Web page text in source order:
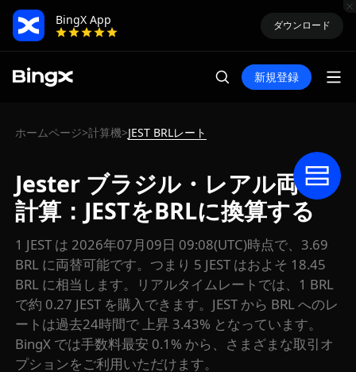
BingX App
ダウンロード
新規登録
ホームページ>計算機>JEST BRLレート
Jester ブラジル・レアル両替
計算：JESTをBRLに換算する
1 JEST は 2026年07月09日 09:08(UTC)時点で、3.69
BRL に両替可能です。つまり 5 JEST はおよそ 18.45
BRL に相当します。リアルタイムレートでは、1 BRL
で約 0.27 JEST を購入できます。JEST から BRL へのレ
ートは過去24時間で 上昇 3.43% となっています。
BingX では手数料最安 0.1% から、さまざまな取引オ
プションをご利用いただけます。